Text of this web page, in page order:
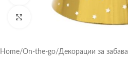
Click to enlarge
Home/On-the-go/Декорации за забава